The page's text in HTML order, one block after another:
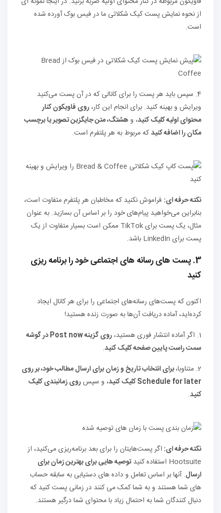
از نحوه نمایش پست کیک شکلاتی ما در فیس بوک آورده شده
است.
4. سپس باید هر پست را برای کانالی که در آن پست می‌کنید
ویرایش و بهینه کنید. برای انجام این کار،روی فاویکون کنار
محتوای اولیه کلیک کنید، و هشتگ، متن جایگزین تصویر یا برچسب
مکان را اضافه کنیدکه مربوط به هر پلتفرم است.
نکته حرفه ای: فراموش نکنید که مخاطبان هر پلتفرم متفاوت است،
بنابراین می‌خواهید پیام‌های خود را بر اساس آن بسازید. به عنوان
مثال، یک پست برای TikTok ممکن است بسیار متفاوت از یک
پست برای LinkedIn باشد.
3. پست های رسانه های اجتماعی خود را برنامه ریزی
کنید
اکنون که پست‌های رسانه‌های اجتماعی را برای هر کانال ایجاد
کرده‌اید، آماده دریافت آن‌ها به صورت زنده هستید!
1. اگر آماده انتشار فوری هستید،
روی گزینه Post now در گوشه
سمت راست پایین صفحه کلیک کنید.
2. متناوبا،
برای انتخاب تاریخ و زمان برای ارسال مطالب خود، بر روی
Schedule for later کلیک کنید
، و سپسروی زمانبندی کلیک
کنید.
نکته حرفه ای: اگر پست‌هایتان را برای بعد برنامه‌ریزی می‌کنید، از
Hootsuite استفاده کنید
توصیه هایی برای بهترین زمان برای
ارسال. آنها بر اساس تعامل و داده های دستیابی به سابقه حساب
های شما هستند و به شما کمک می کنند در زمانی پست کنید که
دنبال کنندگان شما به احتمال زیاد با محتوای شما درگیر هستند.